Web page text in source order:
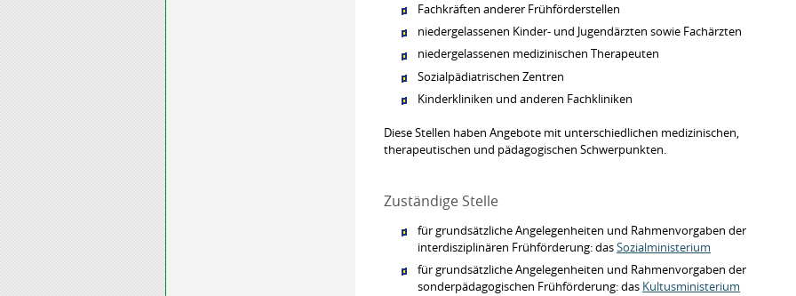
Fachkräften anderer Frühförderstellen
niedergelassenen Kinder- und Jugendärzten sowie Fachärzten
niedergelassenen medizinischen Therapeuten
Sozialpädiatrischen Zentren
Kinderkliniken und anderen Fachkliniken
Diese Stellen haben Angebote mit unterschiedlichen medizinischen,
therapeutischen und pädagogischen Schwerpunkten.
Zuständige Stelle
für grundsätzliche Angelegenheiten und Rahmenvorgaben der
interdisziplinären Frühförderung: dasSozialministerium
für grundsätzliche Angelegenheiten und Rahmenvorgaben der
sonderpädagogischen Frühförderung: das Kultusministerium